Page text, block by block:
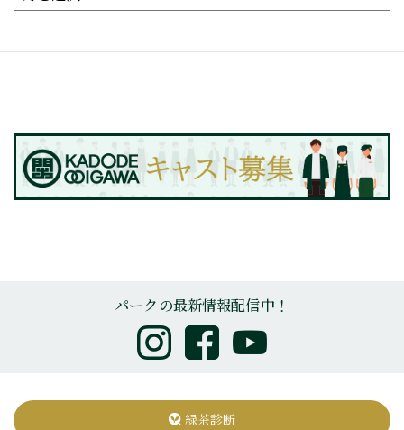
パークの最新情報配信中！
緑茶診断